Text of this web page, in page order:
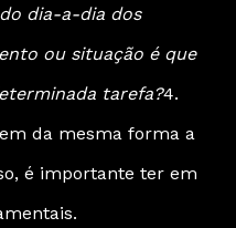
dia-a-dia dos
ou situação é que
tarefa?4.
da mesma forma a
é importante ter em